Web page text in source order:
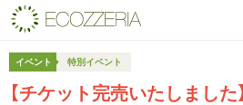
イベント 特別イベント
【チケット完売いたしました】